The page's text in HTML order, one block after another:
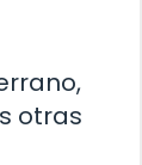
otras